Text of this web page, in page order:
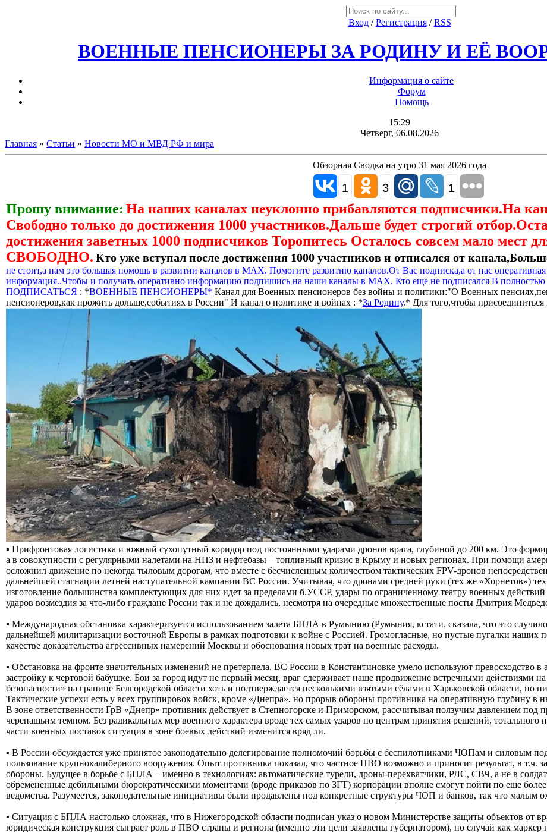
Вход/Регистрация/RSS
ВОЕННЫЕ ПЕНСИОНЕРЫ ЗА РОДИНУ И ЕЁ
Информация о сайте
Форум
Помощь
15:29
Четверг, 06.08.2026
Главная » Статьи » Новости МО и МВД РФ и мира
Обзорная Сводка на утро 31 мая 2026 года
1 3 1
Прошу внимание: На наших каналах неуклонно прибавляются подписчики.На
Свободно только до достижения 1000 участников.Дальше будет строгий
достижения заветных 1000 подписчиков Торопитесь Осталось совсем мало мест
СВОБОДНО. Кто уже вступал после достижения 1000 участников и отписался от
не стоит,а нам это большая помощь в развитии каналов в МАХ. Помогите развитию каналов.От Вас подписка,а от нас
информация..Чтобы и получать оперативно информацию подпишись на наши каналы в МАХ. Кто еще не подписался В
ПОДПИСАТЬСЯ : *ВОЕННЫЕ ПЕНСИОНЕРЫ* Канал для Военных пенсионеров без войны и политики:"О Военных
пенсионеров,как прожить дольше,событиях в России" И канал о политике и войнах : *За Родину.* Для того,чтобы
▪️ Прифронтовая логистика и южный сухопутный коридор под постоянными ударами дронов врага, глубиной до 200 км. Это
а в совокупности с регулярными налетами на НПЗ и нефтебазы – топливный кризис в Крыму и новых регионах. При помощи
осложнил движение по некогда тыловым дорогам, что вместе с бесчисленным количеством тактических FPV-дронов
дальнейшей стагнации летней наступательной кампании ВС России. Учитывая, что дронами средней руки (тех же «Хорнетов»)
изготовление большинства комплектующих для них идет за пределами б.УССР, удары по ограниченному театру военных
ударов возмездия за что-либо граждане России так и не дождались, несмотря на очередные множественные посты Дмитрия
▪️ Международная обстановка характеризуется использованием залета БПЛА в Румынию (Румыния, кстати, сказала, что это
дальнейшей милитаризации восточной Европы в рамках подготовки к войне с Россией. Громогласные, но пустые пугалки наших
качестве доказательства агрессивных намерений Москвы и обоснования новых трат на военные расходы.
▪️ Обстановка на фронте значительных изменений не претерпела. ВС России в Константиновке умело используют превосходство
застройку к чертовой бабушке. Бои за город идут не первый месяц, враг сдерживает наше продвижение встречными действиями
безопасности» на границе Белгородской области хоть и подтверждается несколькими взятыми сёлами в Харьковской области, но
Тактические успехи есть у всех группировок войск, кроме «Днепра», но прорыв обороны противника на оперативную глубину в
В зоне ответственности ГрВ «Днепр» противник действует в Степногорске и Приморском, рассчитывая ползучим давлением под
черепашьим темпом. Без радикальных мер военного характера вроде тех самых ударов по центрам принятия решений,
части военных поставок ситуация в зоне боевых действий изменится вряд ли.
▪️ В России обсуждается уже принятое законодательно делегирование полномочий борьбы с беспилотниками ЧОПам и силовым
пользование крупнокалиберного вооружения. Опыт противника показал, что частное ПВО возможно и приносит результат, в т.ч.
обороны. Будущее в борьбе с БПЛА – именно в технологиях: автоматические турели, дроны-перехватчики, РЛС, СВЧ, а не в
обремененные дебильными бюрократическими моментами (вроде приказов по ЗГТ) корпорации вполне смогут пойти по еще
ведомства. Разумеется, законодательные инициативы были продавлены под конкретные структуры ЧОП и банков, так что малым
▪️ Ситуация с БПЛА настолько сложная, что в Нижегородской области подписан указ о новом Министерстве защиты объектов от
юридическая конструкция сыграет роль в ПВО страны и региона (именно эти цели заявлены губернатором), но случай как маркер